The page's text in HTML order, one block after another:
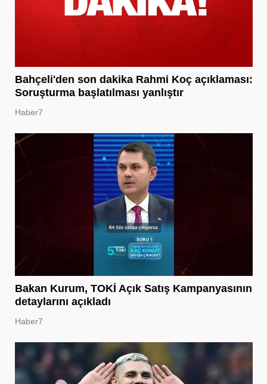
Bahçeli'den son dakika Rahmi Koç açıklaması:
Soruşturma başlatılması yanlıştır
Haber7
Bakan Kurum, TOKİ Açık Satış Kampanyasının
detaylarını açıkladı
Haber7